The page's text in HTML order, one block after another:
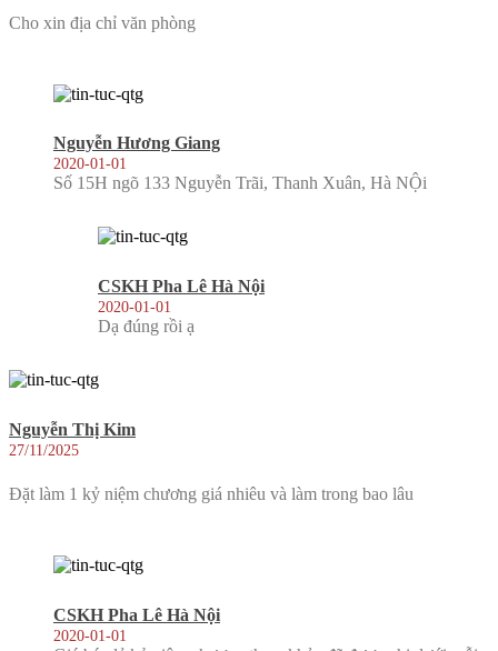
Cho xin địa chỉ văn phòng
Nguyễn Hương Giang
2020-01-01
Số 15H ngõ 133 Nguyễn Trãi, Thanh Xuân, Hà NỘi
CSKH Pha Lê Hà Nội
2020-01-01
Dạ đúng rồi ạ
Nguyễn Thị Kim
27/11/2025
Đặt làm 1 kỷ niệm chương giá nhiêu và làm trong bao lâu
CSKH Pha Lê Hà Nội
2020-01-01